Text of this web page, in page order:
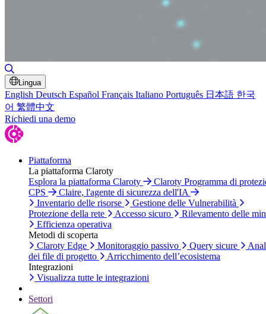
Lingua
English Deutsch Español Français Italiano Português 日本語 한국
어 繁體中文
Richiedi una demo
Piattaforma
La piattaforma Claroty
Esplora la piattaforma Claroty
Claroty Programma di
CPS
Claire, l'agente di sicurezza dell'IA
Inventario delle risorse
Gestione delle Vulnerabilità
Protezione della rete
Accesso sicuro
Rilevamento delle
Efficienza operativa
Metodi di scoperta
Claroty Edge
Monitoraggio passivo Query sicure
dei file di progetto
Arricchimento dell’ecosistema
Integrazioni
Visualizza tutte le integrazioni
Settori